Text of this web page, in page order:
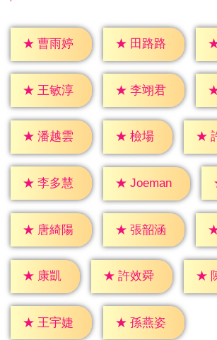
★ 曹雨婷 ★ 田路路
★ 王敏淳 ★ 李翊君
★ 潘越雲 ★ 檢場 ★
★ 李多慧 ★ Joeman
★ 唐綺陽 ★ 張韶涵
★ 康凱 ★ 許效舜 ★
★ 王宇婕 ★ 孫燕姿